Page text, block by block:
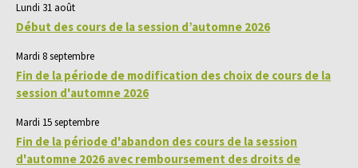
Lundi 31 août
Début des cours de la session d’automne 2026
Mardi 8 septembre
Fin de la période de modification des choix de cours de la
session d'automne 2026
Mardi 15 septembre
Fin de la période d'abandon des cours de la session
d'automne 2026 avec remboursement des droits de